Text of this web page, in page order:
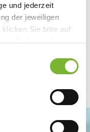
und jederzeit
der jeweiligen
Sie bitte auf
Änderung besteht